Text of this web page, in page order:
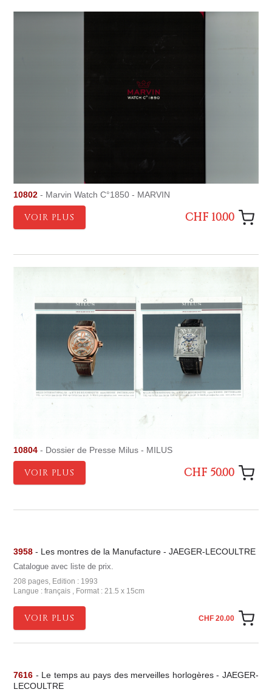
10802 - Marvin Watch C°1850 - MARVIN
VOIR PLUS CHF 10.00
10804 - Dossier de Presse Milus - MILUS
VOIR PLUS CHF 50.00
3958 - Les montres de la Manufacture - JAEGER-LECOULTRE
Catalogue avec liste de prix.
208 pages, Edition : 1993
Langue : français , Format : 21.5 x 15cm
VOIR PLUS CHF 20.00
7616 - Le temps au pays des merveilles horlogères - JAEGER-
LECOULTRE